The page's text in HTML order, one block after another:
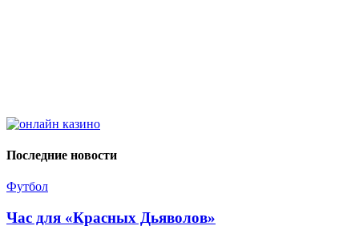
Последние новости
Футбол
Час для «Красных Дьяволов»